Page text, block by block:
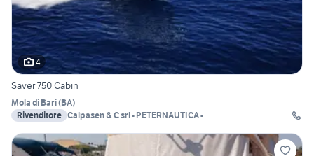
4
Saver 750 Cabin
Mola di Bari(BA)
Rivenditore Calpasen & C srl - PETERNAUTICA -